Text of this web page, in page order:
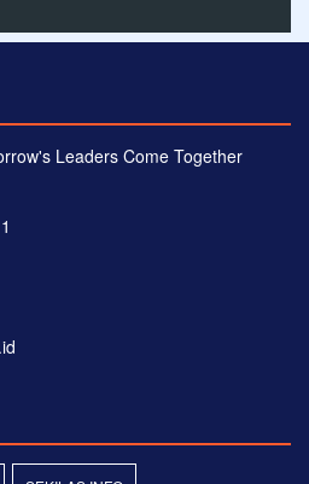
Leaders Come Together